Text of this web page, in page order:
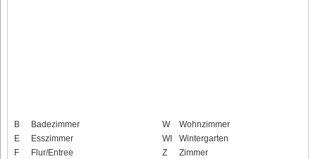
B
Badezimmer
E
Esszimmer
F
Flur/Entree
W
Wohnzimmer
WI
Wintergarten
Z
Zimmer